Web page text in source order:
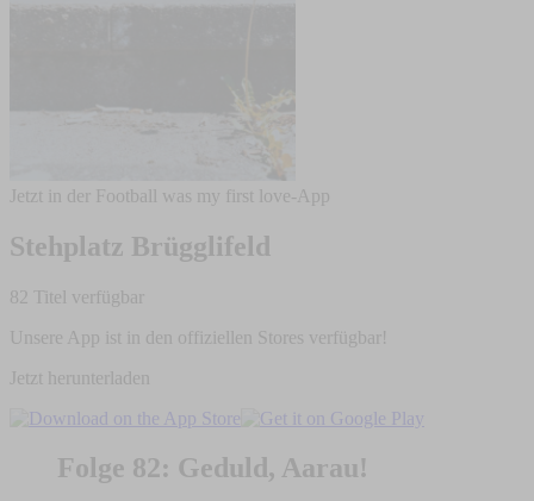
Jetzt in der Football was my first love-App
Stehplatz Brügglifeld
82 Titel verfügbar
Unsere App ist in den offiziellen Stores verfügbar!
Jetzt herunterladen
Folge 82: Geduld, Aarau!